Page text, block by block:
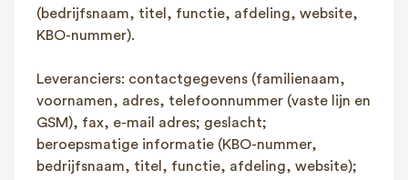
(bedrijfsnaam, titel, functie, afdeling, website,
KBO-nummer).
Leveranciers: contactgegevens (familienaam,
voornamen, adres, telefoonnummer (vaste lijn en
GSM), fax, e-mail adres; geslacht;
beroepsmatige informatie (KBO-nummer,
bedrijfsnaam, titel, functie, afdeling, website);